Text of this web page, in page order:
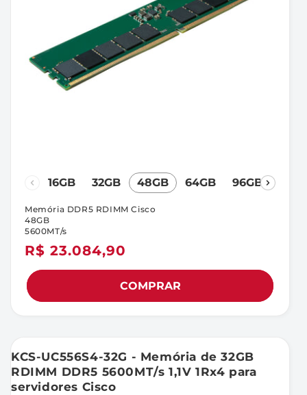
16GB 32GB 48GB 64GB 96GB
Preço
normal
R$ 23.084,90
Memória DDR5 RDIMM Cisco
48GB
5600MT/s
COMPRAR
KCS-UC556S4-32G - Memória de 32GB
RDIMM DDR5 5600MT/s 1,1V 1Rx4 para
servidores Cisco